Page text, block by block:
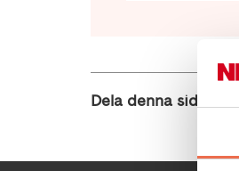
Dela denna sida: